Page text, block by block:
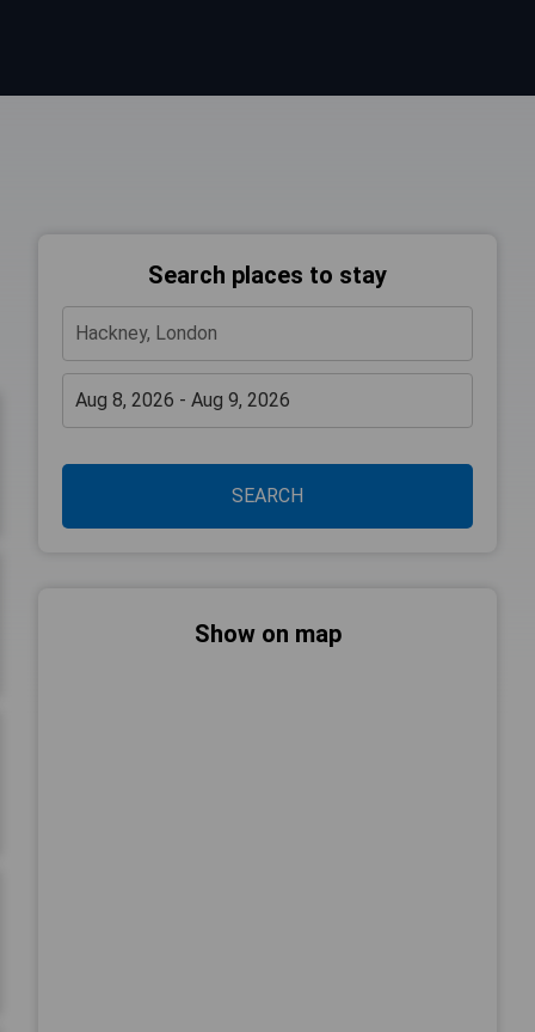
Search places to stay
SEARCH
Show on map